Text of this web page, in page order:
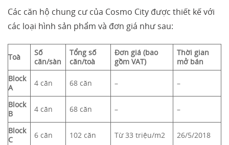
Các căn hộ chung cư của Cosmo City được thiết kế với
các loại hình sản phẩm và đơn giá như sau:
Toà
Số
căn/sàn
Tổng số
căn/toà
Đơn giá (bao
gồm VAT)
Thời gian
mở bán
Block
A
4 căn 68 căn – –
Block
B
4 căn 68 căn – –
Block
C
6 căn 102 căn Từ 33 triệu/m2 26/5/2018